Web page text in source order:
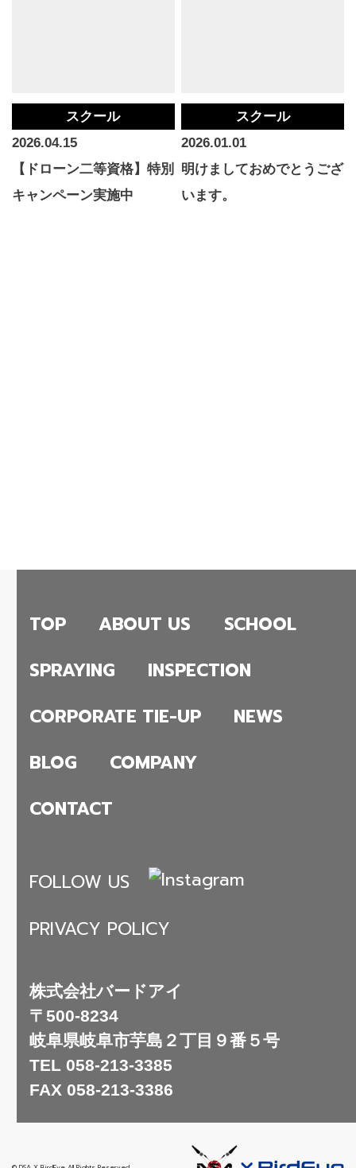
スクール
2026.04.15
【ドローン二等資格】特別
キャンペーン実施中
スクール
2026.01.01
明けましておめでとうござ
います。
TOP ABOUT US
SCHOOL
SPRAYING
INSPECTION
CORPORATE TIE-UP
NEWS
BLOG
COMPANY
CONTACT
FOLLOW US
PRIVACY POLICY
株式会社バードアイ
〒500-8234
岐阜県岐阜市芋島２丁目９番５号
TEL 058-213-3385
FAX 058-213-3386